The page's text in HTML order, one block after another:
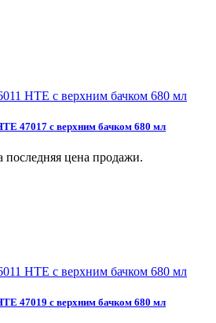
47017 с верхним бачком 680 мл
последняя цена продажи.
47019 с верхним бачком 680 мл